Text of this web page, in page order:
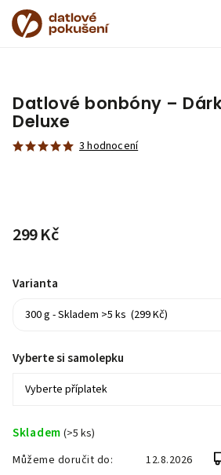
Datlové bonbóny –
Deluxe
3 hodnocení
299 Kč
Skladem (>5 ks)
Můžeme doručit do:
12.8.2026
Varianta
Vyberte si samolepku